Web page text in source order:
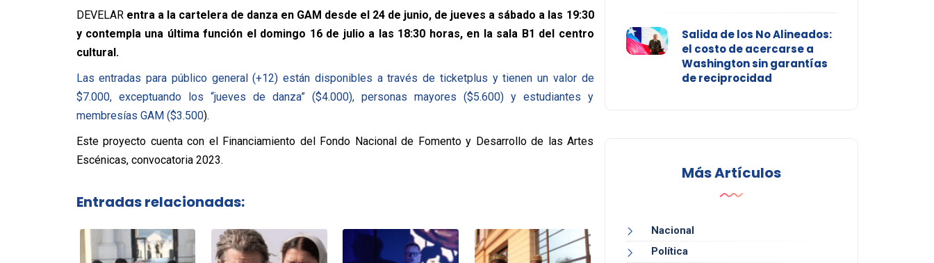
DEVELAR entra a la cartelera de danza en GAM desde el 24 de junio, de jueves a sábado a las 19:30
y contempla una última función el domingo 16 de julio a las 18:30 horas, en la sala B1 del centro
cultural.
Las entradas para público general (+12) están disponibles a través de ticketplus y tienen un valor de
$7.000, exceptuando los “jueves de danza” ($4.000), personas mayores ($5.600) y estudiantes y
membresías GAM ($3.500).
Este proyecto cuenta con el Financiamiento del Fondo Nacional de Fomento y Desarrollo de las Artes
Escénicas, convocatoria 2023.
Entradas relacionadas:
Salida de los No Alineados:
el costo de acercarse a
Washington sin garantías
de reciprocidad
Más Artículos
Nacional
Política